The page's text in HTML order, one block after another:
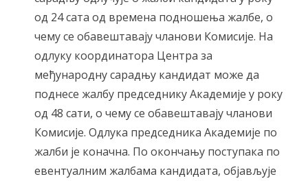
од 24 сата од времена подношења жалбе, о
чему се обавештавају чланови Комисије. На
одлуку координатора Центра за
међународну сарадњу кандидат може да
поднесе жалбу председнику Академије у року
од 48 сати, о чему се обавештавају чланови
Комисије. Одлука председника Академије по
жалби је коначна. По окончању поступака по
евентуалним жалбама кандидата, објављује